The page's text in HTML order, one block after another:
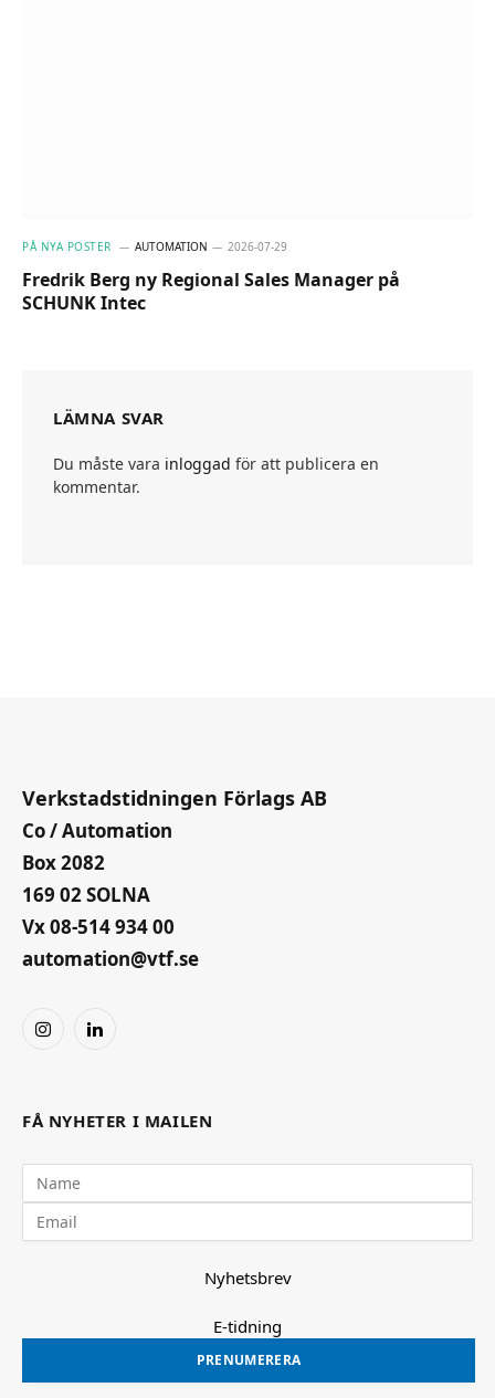
PÅ NYA POSTER AUTOMATION 2026-07-29
Fredrik Berg ny Regional Sales Manager på
SCHUNK Intec
LÄMNA SVAR
Du måste vara inloggad för att publicera en
kommentar.
Verkstadstidningen Förlags AB
Co / Automation
Box 2082
169 02 SOLNA
Vx 08-514 934 00
automation@vtf.se
InstagramLinkedIn
FÅ NYHETER I MAILEN
Nyhetsbrev
E-tidning
PRENUMERERA